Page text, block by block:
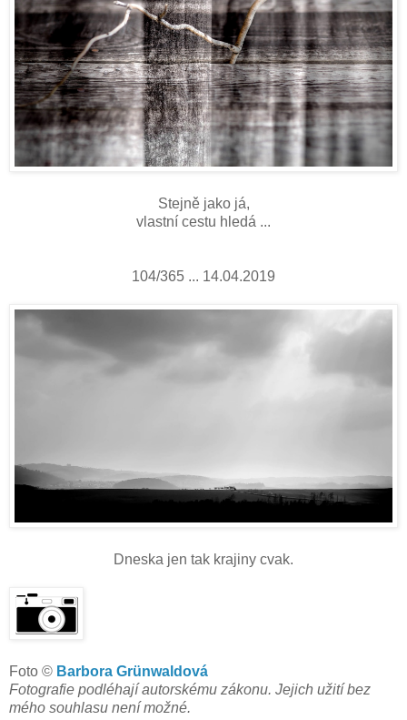
Stejně jako já,
vlastní cestu hledá ...
104/365 ... 14.04.2019
Dneska jen tak krajiny cvak.
Foto © Barbora Grünwaldová
Fotografie podléhají autorskému zákonu. Jejich užití bez
mého souhlasu není možné.